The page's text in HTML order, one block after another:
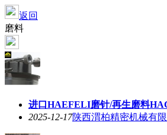
返回
磨料
进口HAEFELI磨针/再生磨料
2025-12-17陕西渭柏精密机械有限